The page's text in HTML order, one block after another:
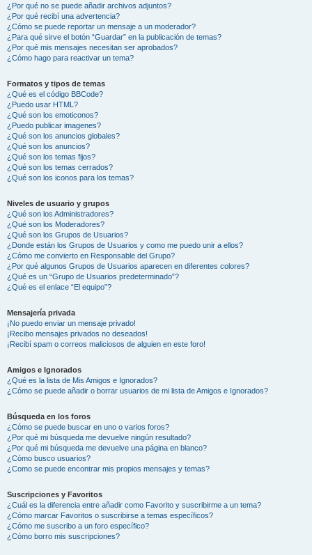
¿Por qué no se puede añadir archivos adjuntos?
¿Por qué recibí una advertencia?
¿Cómo se puede reportar un mensaje a un moderador?
¿Para qué sirve el botón “Guardar” en la publicación de temas?
¿Por qué mis mensajes necesitan ser aprobados?
¿Cómo hago para reactivar un tema?
Formatos y tipos de temas
¿Qué es el código BBCode?
¿Puedo usar HTML?
¿Qué son los emoticonos?
¿Puedo publicar imagenes?
¿Qué son los anuncios globales?
¿Qué son los anuncios?
¿Qué son los temas fijos?
¿Qué son los temas cerrados?
¿Qué son los iconos para los temas?
Niveles de usuario y grupos
¿Qué son los Administradores?
¿Qué son los Moderadores?
¿Qué son los Grupos de Usuarios?
¿Donde están los Grupos de Usuarios y como me puedo unir a ellos?
¿Cómo me convierto en Responsable del Grupo?
¿Por qué algunos Grupos de Usuarios aparecen en diferentes colores?
¿Qué es un “Grupo de Usuarios predeterminado”?
¿Qué es el enlace “El equipo”?
Mensajería privada
¡No puedo enviar un mensaje privado!
¡Recibo mensajes privados no deseados!
¡Recibí spam o correos maliciosos de alguien en este foro!
Amigos e Ignorados
¿Qué es la lista de Mis Amigos e Ignorados?
¿Cómo se puede añadir o borrar usuarios de mi lista de Amigos e Ignorados?
Búsqueda en los foros
¿Cómo se puede buscar en uno o varios foros?
¿Por qué mi búsqueda me devuelve ningún resultado?
¿Por qué mi búsqueda me devuelve una página en blanco?
¿Cómo busco usuarios?
¿Como se puede encontrar mis propios mensajes y temas?
Suscripciones y Favoritos
¿Cuál es la diferencia entre añadir como Favorito y suscribirme a un tema?
¿Cómo marcar Favoritos o suscribirse a temas específicos?
¿Cómo me suscribo a un foro específico?
¿Cómo borro mis suscripciones?